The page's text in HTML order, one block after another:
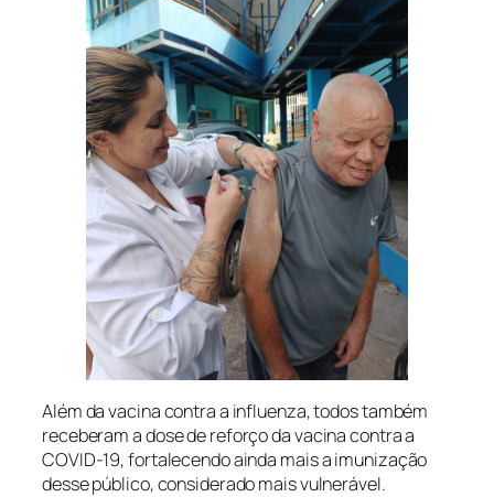
Além da vacina contra a influenza, todos também
receberam a dose de reforço da vacina contra a
COVID-19, fortalecendo ainda mais a imunização
desse público, considerado mais vulnerável.